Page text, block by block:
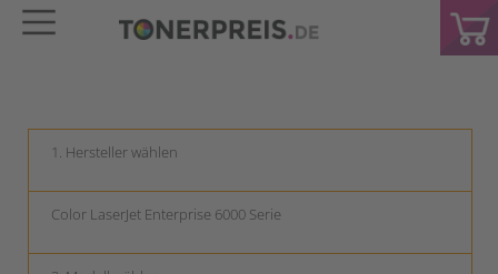
keyboard_arrow_down
keyboard_arrow_down